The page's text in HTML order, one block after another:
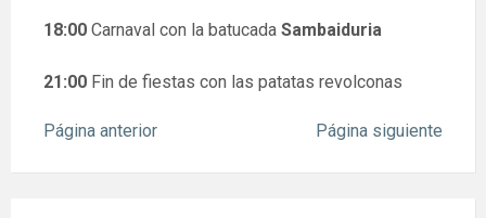
18:00 Carnaval con la batucada Sambaiduria
21:00 Fin de fiestas con las patatas revolconas
Página anterior Página siguiente